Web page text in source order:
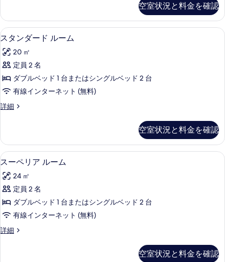
み
条
件
の
写
真
を
表
示
す
る
細
空室状況と料金を確認
ス
タ
ン
ダ
ー
ド
ル
ム
の
す
べ
て
の
写
真
低刺激性寝具、ミニバー、セーフテ
13
スタンダード ルーム
20 ㎡
定員 2 名
ダブルベッド 1 台またはシングルベッド 2 台
有線インターネット (無料)
詳細
ス
ー
ド
ル
ム
の
細
空室状況と料金を確認
ス
ー
ペ
リ
ア
ル
ー
低刺激性寝具、ミニバー、セーフテ
12
スーペリア ルーム
24 ㎡
定員 2 名
ダブルベッド 1 台またはシングルベッド 2 台
有線インターネット (無料)
詳細
ス
空室状況と料金を確認